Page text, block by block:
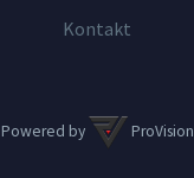
Kontakt
Powered by ProVision